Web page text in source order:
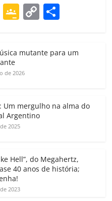
Li
k
G
gl
e
a
ss
o
m
C
y
k
p
h
mutante para um
de 2026
Um mergulho na alma do
Argentino
2025
Hell”, do Megahertz,
40 anos de história;
2023